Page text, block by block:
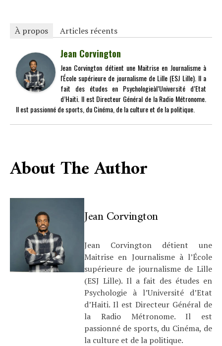
À propos Articles récents
Jean Corvington
Jean Corvington détient une Maitrise en Journalisme à
l'École supérieure de journalisme de Lille (ESJ Lille). Il a
fait des études en Psychologieàl’Université d’Etat
d’Haiti. Il est Directeur Général de la Radio Métronome.
Il est passionné de sports, du Cinéma, de la culture et de la politique.
About The Author
Jean Corvington
Jean Corvington détient une
Maitrise en Journalisme à l’École
supérieure de journalisme de Lille
(ESJ Lille). Il a fait des études en
Psychologie à l’Université d’Etat
d’Haiti. Il est Directeur Général de
la Radio Métronome. Il est
passionné de sports, du Cinéma, de
la culture et de la politique.